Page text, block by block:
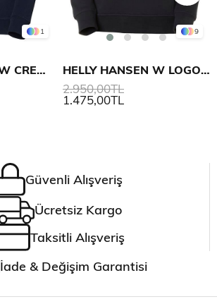
1
HELLY HANSEN W CREW SWEATSHIRT
9
HELLY HANSEN W LOGO HOODIE KAPİŞONLU
1.475,00TL
2.950,00TL
Güvenli Alışveriş
Ücretsiz Kargo
Taksitli Alışveriş
İade & Değişim Garantisi